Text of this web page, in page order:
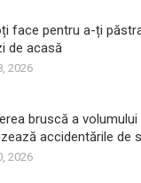
face pentru a-ți
de acasă
2026
bruscă a
accidentările de
2026